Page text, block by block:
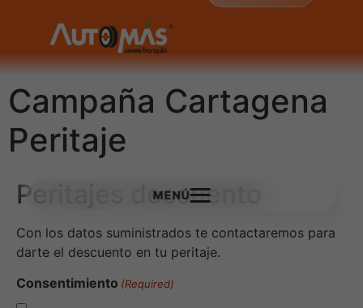
Campaña Cartagena
Peritaje
Peritajes descuento
Con los datos suministrados te contactaremos para
darte el descuento en tu peritaje.
Consentimiento (Required)
MENÚ